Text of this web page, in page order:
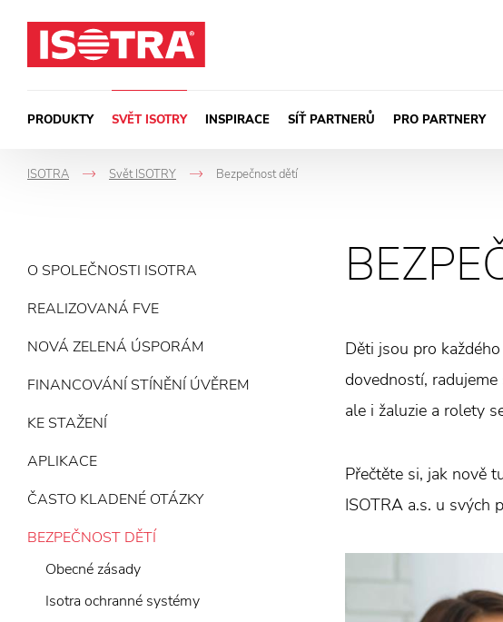
PRODUKTY SVĚT ISOTRY INSPIRACE SÍŤ PARTNERŮ PRO PARTNERY
ISOTRA
->
Svět ISOTRY Bezpečnost dětí
O SPOLEČNOSTI ISOTRA
REALIZOVANÁ FVE
NOVÁ ZELENÁ ÚSPORÁM
FINANCOVÁNÍ STÍNĚNÍ ÚVĚREM
KE STAŽENÍ
APLIKACE
ČASTO KLADENÉ OTÁZKY
BEZPEČNOST DĚTÍ
Obecné zásady
Isotra ochranné systémy
Děti jsou pro
dovedností,
ale i žaluzie a rolety
Přečtěte si, jak nově
ISOTRA a.s. u svých